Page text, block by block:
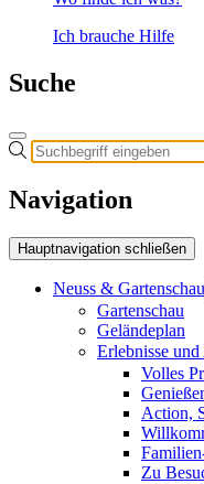
Ich brauche Hilfe
Suche
Navigation
Hauptnavigation schließen
Neuss & Gartenschau
Gartenschau
Geländeplan
Erlebnisse
Volles
Action,
Zu